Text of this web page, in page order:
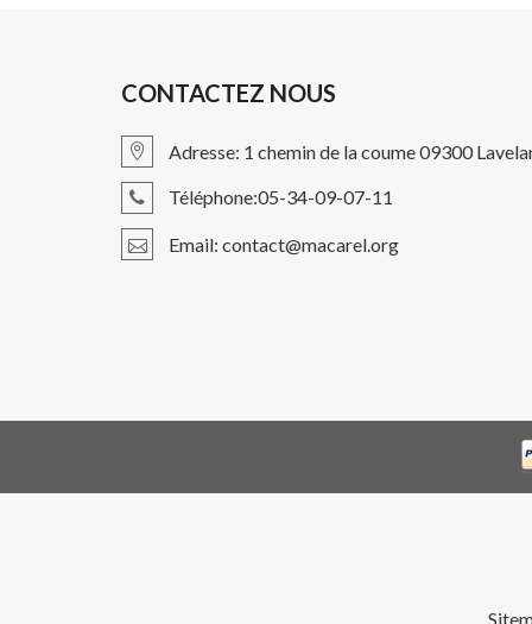
CONTACTEZ NOUS
Adresse: 1 chemin de la coume 09300
Téléphone:05-34-09-07-11
Email: contact@macarel.org